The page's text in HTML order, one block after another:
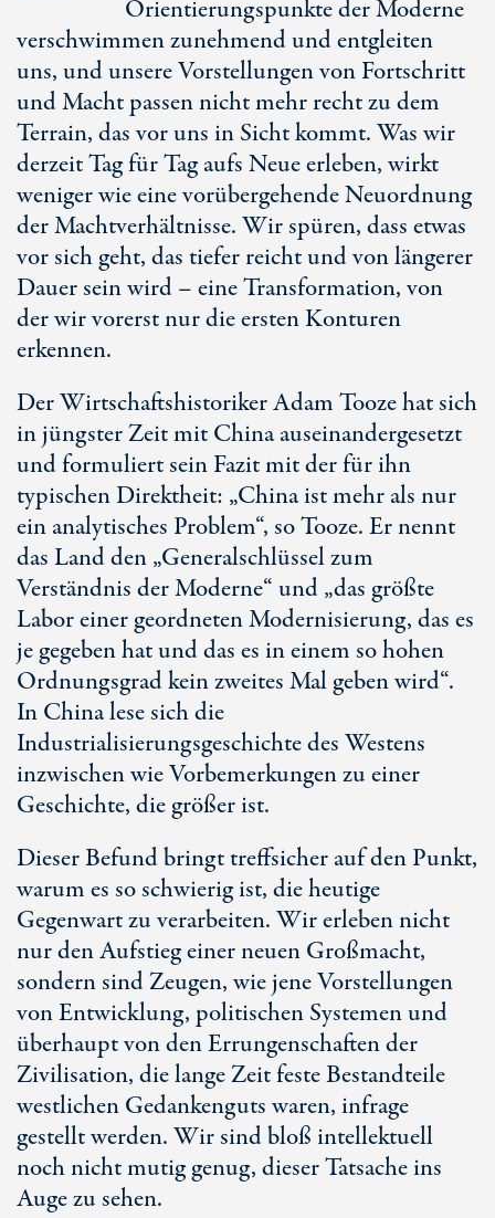
Orientierungspunkte der Moderne
verschwimmen zunehmend und entgleiten
uns, und unsere Vorstellungen von Fortschritt
und Macht passen nicht mehr recht zu dem
Terrain, das vor uns in Sicht kommt. Was wir
derzeit Tag für Tag aufs Neue erleben, wirkt
weniger wie eine vorübergehende Neuordnung
der Machtverhältnisse. Wir spüren, dass etwas
vor sich geht, das tiefer reicht und von längerer
Dauer sein wird – eine Transformation, von
der wir vorerst nur die ersten Konturen
erkennen.
Der Wirtschaftshistoriker Adam Tooze hat sich
in jüngster Zeit mit China auseinandergesetzt
und formuliert sein Fazit mit der für ihn
typischen Direktheit: „China ist mehr als nur
ein analytisches Problem“, so Tooze. Er nennt
das Land den „Generalschlüssel zum
Verständnis der Moderne“ und „das größte
Labor einer geordneten Modernisierung, das es
je gegeben hat und das es in einem so hohen
Ordnungsgrad kein zweites Mal geben wird“.
In China lese sich die
Industrialisierungsgeschichte des Westens
inzwischen wie Vorbemerkungen zu einer
Geschichte, die größer ist.
Dieser Befund bringt treffsicher auf den Punkt,
warum es so schwierig ist, die heutige
Gegenwart zu verarbeiten. Wir erleben nicht
nur den Aufstieg einer neuen Großmacht,
sondern sind Zeugen, wie jene Vorstellungen
von Entwicklung, politischen Systemen und
überhaupt von den Errungenschaften der
Zivilisation, die lange Zeit feste Bestandteile
westlichen Gedankenguts waren, infrage
gestellt werden. Wir sind bloß intellektuell
noch nicht mutig genug, dieser Tatsache ins
Auge zu sehen.